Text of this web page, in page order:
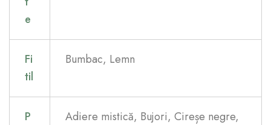
e
Fi
til
Bumbac, Lemn
P
Adiere mistică, Bujori, Cireșe negre,